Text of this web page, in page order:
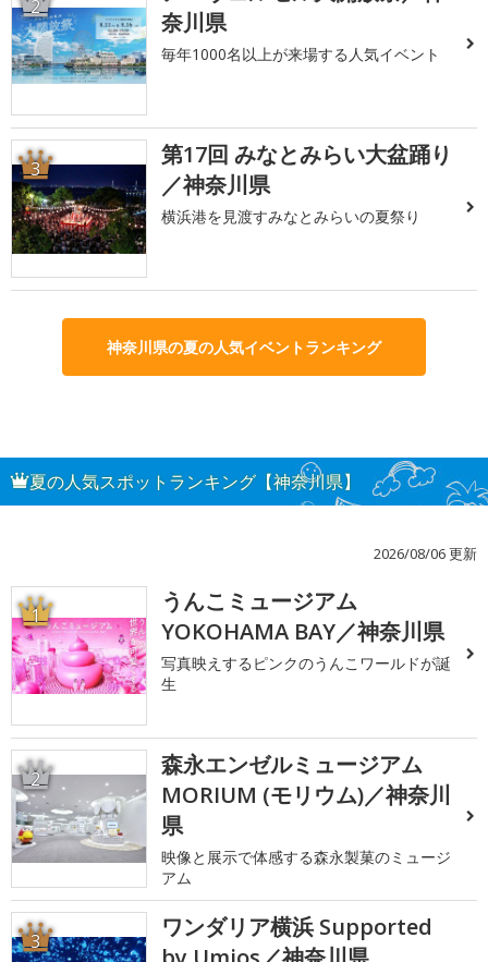
2
奈川県
毎年1000名以上が来場する人気イベント
3
第17回 みなとみらい大盆踊り
／神奈川県
横浜港を見渡すみなとみらいの夏祭り
神奈川県の夏の人気イベントランキング
夏の人気スポットランキング【神奈川県】
2026/08/06 更新
1
うんこミュージアム
YOKOHAMA BAY／神奈川県
写真映えするピンクのうんこワールドが誕
生
2
森永エンゼルミュージアム
MORIUM (モリウム)／神奈川
県
映像と展示で体感する森永製菓のミュージ
アム
3
ワンダリア横浜 Supported